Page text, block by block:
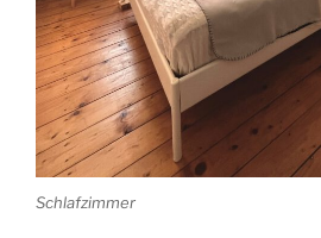
Schlafzimmer